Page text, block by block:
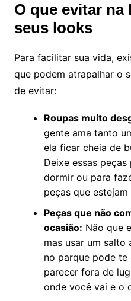
O que evitar
seus looks
Para facilitar sua vida,
que podem atrapalhar o
de evitar:
Roupas muito
gente ama tanto
ela ficar cheia de
Deixe essas
dormir ou para
peças que
Peças que não
ocasião: Não que
mas usar um salto
no parque pode
parecer fora de
onde você vai e o